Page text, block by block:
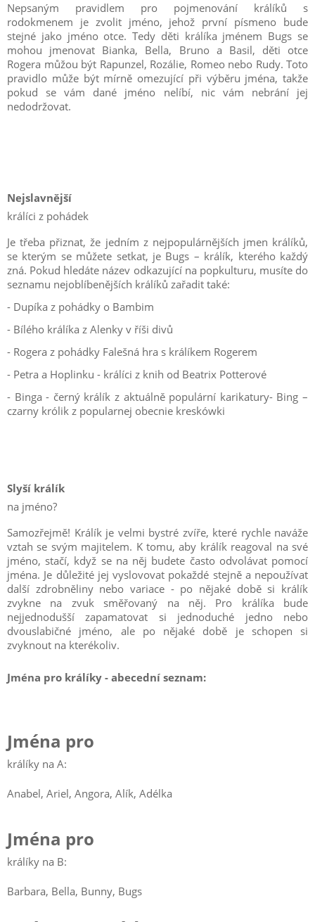
Nepsaným pravidlem pro pojmenování králíků s
rodokmenem je zvolit jméno, jehož první písmeno bude
stejné jako jméno otce. Tedy děti králíka jménem Bugs se
mohou jmenovat Bianka, Bella, Bruno a Basil, děti otce
Rogera můžou být Rapunzel, Rozálie, Romeo nebo Rudy. Toto
pravidlo může být mírně omezující při výběru jména, takže
pokud se vám dané jméno nelíbí, nic vám nebrání jej
nedodržovat.
Nejslavnější
králíci z pohádek
Je třeba přiznat, že jedním z nejpopulárnějších jmen králíků,
se kterým se můžete setkat, je Bugs – králík, kterého každý
zná. Pokud hledáte název odkazující na popkulturu, musíte do
seznamu nejoblíbenějších králíků zařadit také:
- Dupíka z pohádky o Bambim
- Bílého králíka z Alenky v říši divů
- Rogera z pohádky Falešná hra s králíkem Rogerem
- Petra a Hoplinku - králíci z knih od Beatrix Potterové
- Binga - černý králík z aktuálně populární karikatury- Bing –
czarny królik z popularnej obecnie kreskówki
Slyší králík
na jméno?
Samozřejmě! Králík je velmi bystré zvíře, které rychle naváže
vztah se svým majitelem. K tomu, aby králík reagoval na své
jméno, stačí, když se na něj budete často odvolávat pomocí
jména. Je důležité jej vyslovovat pokaždé stejně a nepoužívat
další zdrobněliny nebo variace - po nějaké době si králík
zvykne na zvuk směřovaný na něj. Pro králíka bude
nejjednodušší zapamatovat si jednoduché jedno nebo
dvouslabičné jméno, ale po nějaké době je schopen si
zvyknout na kterékoliv.
Jména pro králíky - abecední seznam:
Jména pro
králíky na A:
Anabel, Ariel, Angora, Alík, Adélka
Jména pro
králíky na B:
Barbara, Bella, Bunny, Bugs